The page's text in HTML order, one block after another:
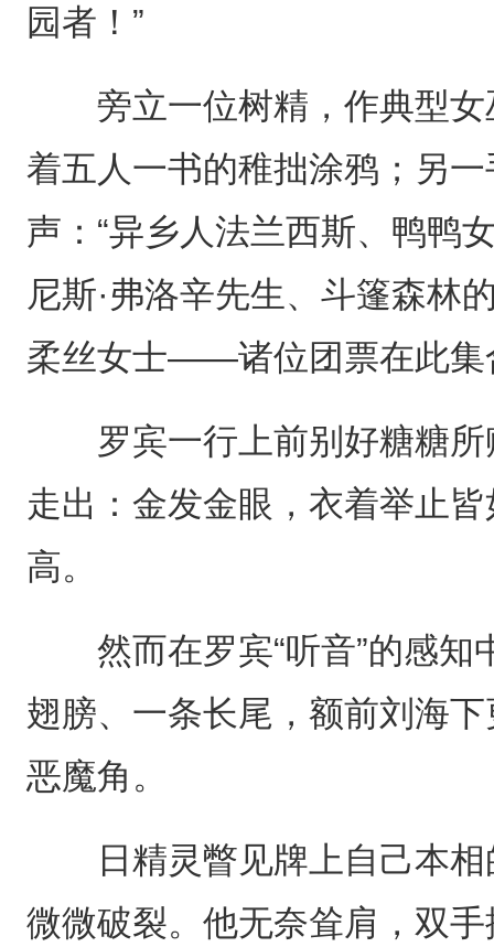
园者！”
旁立一位树精，作典型女
着五人一书的稚拙涂鸦；另
声：“异乡人法兰西斯、鸭鸭
尼斯·弗洛辛先生、斗篷森林
柔丝女士——诸位团票在此集
罗宾一行上前别好糖糖所
走出：金发金眼，衣着举止
高。
然而在罗宾“听音”的感知
翅膀、一条长尾，额前刘海
恶魔角。
日精灵瞥见牌上自己本相
微微破裂。他无奈耸肩，双